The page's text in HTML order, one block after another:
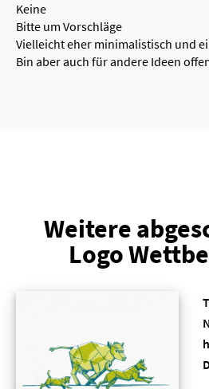
Keine
Bitte um Vorschläge
Vielleicht eher minimalistisch und
Bin aber auch für andere Ideen
Weitere
Logo